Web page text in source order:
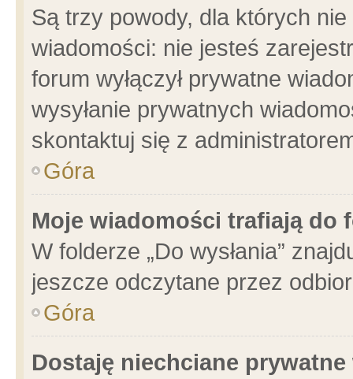
Są trzy powody, dla których
wiadomości: nie jesteś
forum wyłączył prywatne
wysyłanie prywatnych
skontaktuj się z
Góra
Moje wiadomości trafiają do
W folderze „Do wysłania”
jeszcze odczytane przez
Góra
Dostaję niechciane